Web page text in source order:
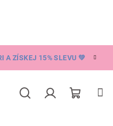
A ZÍSKEJ 15% SLEVU 💚